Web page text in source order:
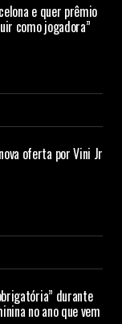
e quer prêmio
como jogadora”
oferta por Vini Jr
durante
no ano que vem